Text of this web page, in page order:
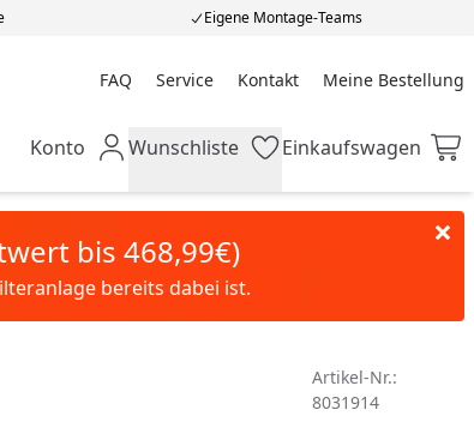
Eigene Montage-Teams
FAQ Service Kontakt Meine Bestellung
Meine Bestellung
Mein Konto
Konto Wunschliste
Wunschliste Einkaufswagen
Einkaufswagen
bis 468,99€)
bereits dabei ist.
Artikel-Nr.:
8031914